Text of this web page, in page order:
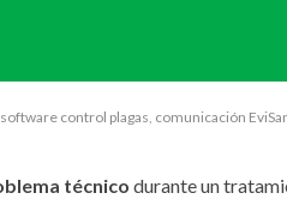
control plagas, comunicación
técnico durante un